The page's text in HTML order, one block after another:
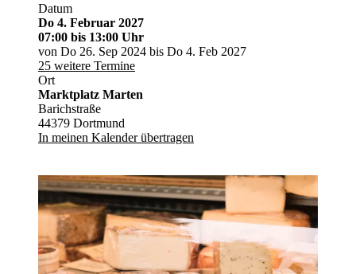
Datum
Do 4. Februar 2027
07:00 bis 13:00 Uhr
von Do 26. Sep 2024 bis Do 4. Feb 2027
25 weitere Termine
Ort
Marktplatz Marten
Barichstraße
44379 Dortmund
In meinen Kalender übertragen